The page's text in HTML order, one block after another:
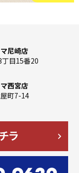
尼崎店
目15番20
西宮店
町7-14